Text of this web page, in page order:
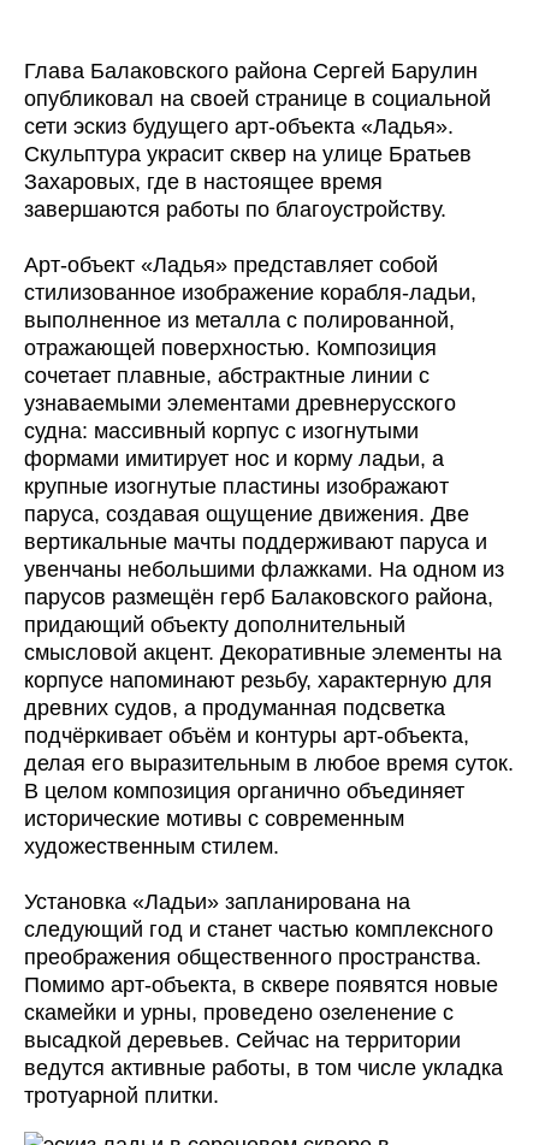
Глава Балаковского района Сергей Барулин
опубликовал на своей странице в социальной
сети эскиз будущего арт-объекта «Ладья».
Скульптура украсит сквер на улице Братьев
Захаровых, где в настоящее время
завершаются работы по благоустройству.
Арт-объект «Ладья» представляет собой
стилизованное изображение корабля-ладьи,
выполненное из металла с полированной,
отражающей поверхностью. Композиция
сочетает плавные, абстрактные линии с
узнаваемыми элементами древнерусского
судна: массивный корпус с изогнутыми
формами имитирует нос и корму ладьи, а
крупные изогнутые пластины изображают
паруса, создавая ощущение движения. Две
вертикальные мачты поддерживают паруса и
увенчаны небольшими флажками. На одном из
парусов размещён герб Балаковского района,
придающий объекту дополнительный
смысловой акцент. Декоративные элементы на
корпусе напоминают резьбу, характерную для
древних судов, а продуманная подсветка
подчёркивает объём и контуры арт-объекта,
делая его выразительным в любое время суток.
В целом композиция органично объединяет
исторические мотивы с современным
художественным стилем.
Установка «Ладьи» запланирована на
следующий год и станет частью комплексного
преображения общественного пространства.
Помимо арт-объекта, в сквере появятся новые
скамейки и урны, проведено озеленение с
высадкой деревьев. Сейчас на территории
ведутся активные работы, в том числе укладка
тротуарной плитки.